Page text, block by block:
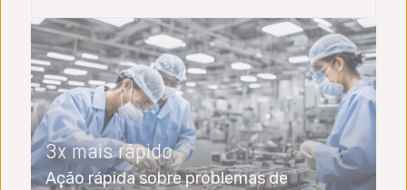
3x mais rápido
Ação rápida sobre problemas de